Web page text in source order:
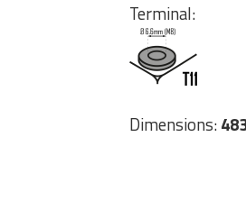
Terminal:
Dimensions: